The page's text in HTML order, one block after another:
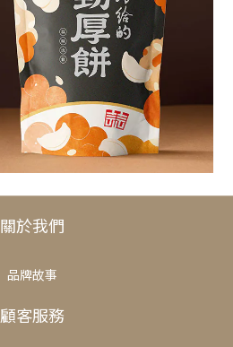
關於我們
品牌故事
顧客服務